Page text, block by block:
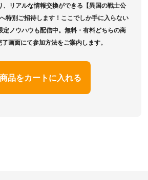
、リアルな情報交換ができる【異国の戦士公
特別ご招待します！ここでしか手に入らない
定ノウハウも配信中。無料・有料どちらの商
画面にて参加方法をご案内します。
商品をカートに入れる